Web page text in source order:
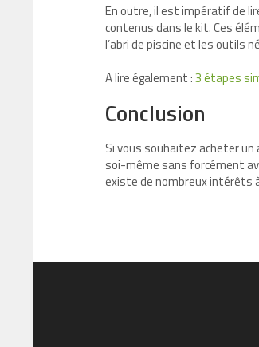
En outre, il est impératif de
contenus dans le kit. Ces
l’abri de piscine et les outils
A lire également :3 étapes
Conclusion
Si vous souhaitez acheter un
soi-même sans forcément
existe de nombreux intérêts